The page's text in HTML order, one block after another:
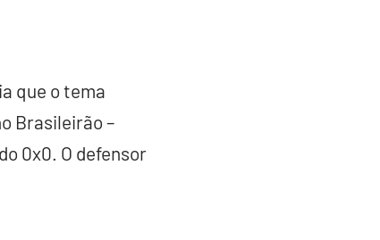
que o tema
Brasileirão –
0x0. O defensor